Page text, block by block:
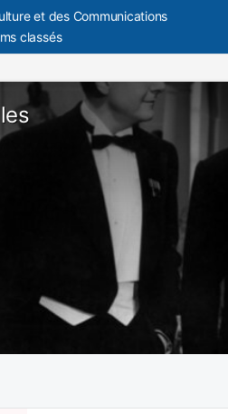
et des Communications
classés